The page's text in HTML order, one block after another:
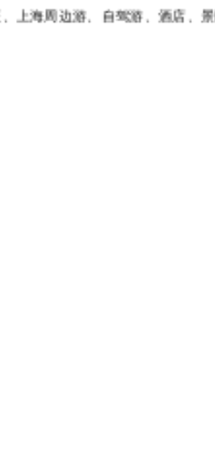
海周边游、自驾游、酒店、景